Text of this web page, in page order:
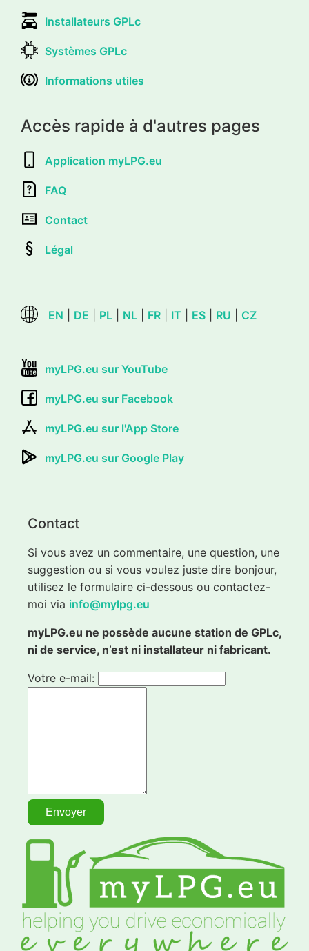
Installateurs GPLc
Systèmes GPLc
Informations utiles
Accès rapide à d'autres pages
Application myLPG.eu
FAQ
Contact
Légal
EN DE PL NL FR IT ES RU CZ
myLPG.eu sur YouTube
myLPG.eu sur Facebook
myLPG.eu sur l'App Store
myLPG.eu sur Google Play
Contact
Si vous avez un commentaire, une question, une
suggestion ou si vous voulez juste dire bonjour,
utilisez le formulaire ci-dessous ou contactez-
moi via info@mylpg.eu
myLPG.eu ne possède aucune station de GPLc,
ni de service, n’est ni installateur ni fabricant.
Votre e-mail: